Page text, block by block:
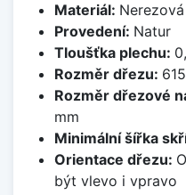
Materiál:
Provedení: Natur
Tloušťka plechu:
Rozměr dřezu:
Rozměr dřezové
mm
Minimální šířka
Orientace dřezu:
být vlevo i vpravo